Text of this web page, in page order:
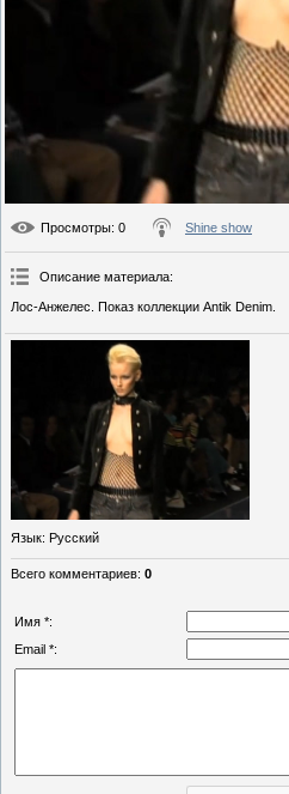
Просмотры: 0 Shine show
Описание материала:
Лос-Анжелес. Показ коллекции Antik Denim.
Язык: Русский
Всего комментариев: 0
Имя *:
Email *: